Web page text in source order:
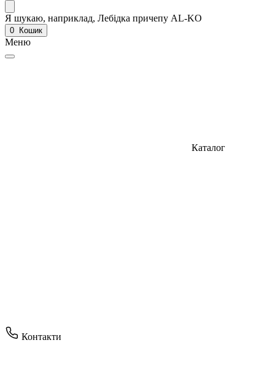
Я шукаю, наприклад, Лебідка причепу AL-KO
0 Кошик
Меню
Каталог
Контакти